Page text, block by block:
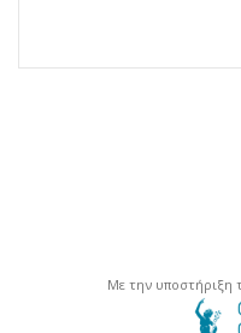
Με την υποστήριξη